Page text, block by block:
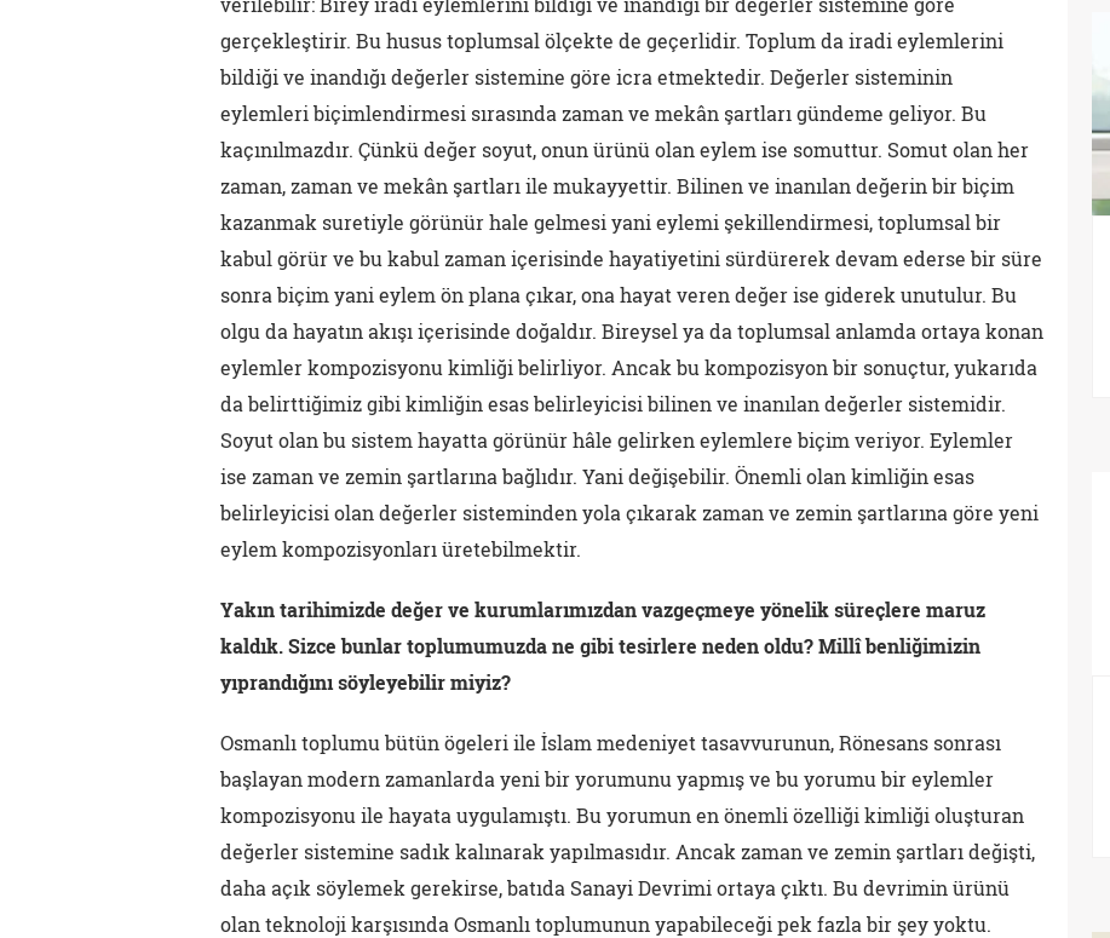
gerçekleştirir. Bu husus toplumsal ölçekte de geçerlidir. Toplum da iradi eylemlerini
bildiği ve inandığı değerler sistemine göre icra etmektedir. Değerler sisteminin
eylemleri biçimlendirmesi sırasında zaman ve mekân şartları gündeme geliyor. Bu
kaçınılmazdır. Çünkü değer soyut, onun ürünü olan eylem ise somuttur. Somut olan her
zaman, zaman ve mekân şartları ile mukayyettir. Bilinen ve inanılan değerin bir biçim
kazanmak suretiyle görünür hale gelmesi yani eylemi şekillendirmesi, toplumsal bir
kabul görür ve bu kabul zaman içerisinde hayatiyetini sürdürerek devam ederse bir süre
sonra biçim yani eylem ön plana çıkar, ona hayat veren değer ise giderek unutulur. Bu
olgu da hayatın akışı içerisinde doğaldır. Bireysel ya da toplumsal anlamda ortaya konan
eylemler kompozisyonu kimliği belirliyor. Ancak bu kompozisyon bir sonuçtur, yukarıda
da belirttiğimiz gibi kimliğin esas belirleyicisi bilinen ve inanılan değerler sistemidir.
Soyut olan bu sistem hayatta görünür hâle gelirken eylemlere biçim veriyor. Eylemler
ise zaman ve zemin şartlarına bağlıdır. Yani değişebilir. Önemli olan kimliğin esas
belirleyicisi olan değerler sisteminden yola çıkarak zaman ve zemin şartlarına göre yeni
eylem kompozisyonları üretebilmektir.
Yakın tarihimizde değer ve kurumlarımızdan vazgeçmeye yönelik süreçlere maruz
kaldık. Sizce bunlar toplumumuzda ne gibi tesirlere neden oldu? Millî benliğimizin
yıprandığını söyleyebilir miyiz?
Osmanlı toplumu bütün ögeleri ile İslam medeniyet tasavvurunun, Rönesans sonrası
başlayan modern zamanlarda yeni bir yorumunu yapmış ve bu yorumu bir eylemler
kompozisyonu ile hayata uygulamıştı. Bu yorumun en önemli özelliği kimliği oluşturan
değerler sistemine sadık kalınarak yapılmasıdır. Ancak zaman ve zemin şartları değişti,
daha açık söylemek gerekirse, batıda Sanayi Devrimi ortaya çıktı. Bu devrimin ürünü
olan teknoloji karşısında Osmanlı toplumunun yapabileceği pek fazla bir şey yoktu.